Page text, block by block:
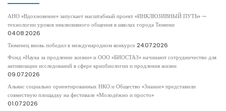
АНО «Вдохновение» запускает масштабный проект «ИНКЛЮЗИВНЫЙ ПУТЬ» —
технологии уроков инклюзивного общения в школах города Тюмени
04.08.2026
Тюменец вновь победил в международном конкурсе 24.07.2026
Фонд «Наука за продление жизни» и ООО «БИОСТАЗ» начинают сотрудничество для
активизации исследований в сфере криобиологии и продления жизни
09.07.2026
Альянс социально ориентированных НКО и Общество «Знание» представили
совместную площадку на фестивале «Молодёжно и просто»
01.07.2026